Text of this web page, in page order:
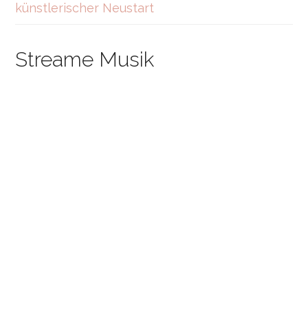
künstlerischer Neustart
Streame Musik